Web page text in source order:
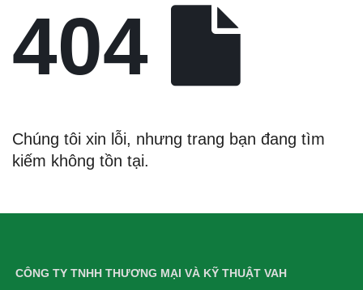
404
Chúng tôi xin lỗi, nhưng trang bạn đang tìm
kiếm không tồn tại.
CÔNG TY TNHH THƯƠNG MẠI VÀ KỸ THUẬT VAH